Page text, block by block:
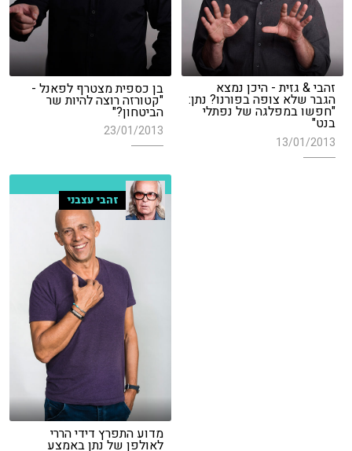
בן כספית מצטרף לפאנל -
"קטורזה רוצה להיות שר
הביטחון?"
23/01/2013
זהבי & גזית - היכן נמצא
הגבר שלא צופה בפורנו? נתן:
"חפשו במפלגה של נפתלי
בנט"
13/01/2013
זהבי עצבני
מדוע התפרץ דידי הררי
לאולפן של נתן באמצע